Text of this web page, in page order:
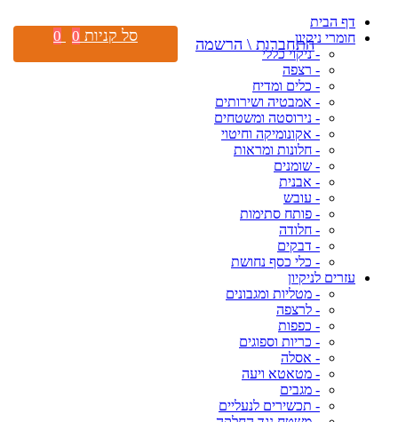
דף הבית
חומרי ניקיון
- ניקוי כללי
- רצפה
- כלים ומדיח
- אמבטיה ושירותים
- נירוסטה ומשטחים
- אקונומיקה וחיטוי
- חלונות ומראות
- שומנים
- אבנית
- עובש
- פותח סתימות
- חלודה
- דבקים
- כלי כסף נחושת
עזרים לניקיון
- מטליות ומגבונים
- לרצפה
- כפפות
- כריות וספוגים
- אסלה
- מטאטא ויעה
- מגבים
- תכשירים לנעליים
התחברות \ הרשמה סל קניות 0
0